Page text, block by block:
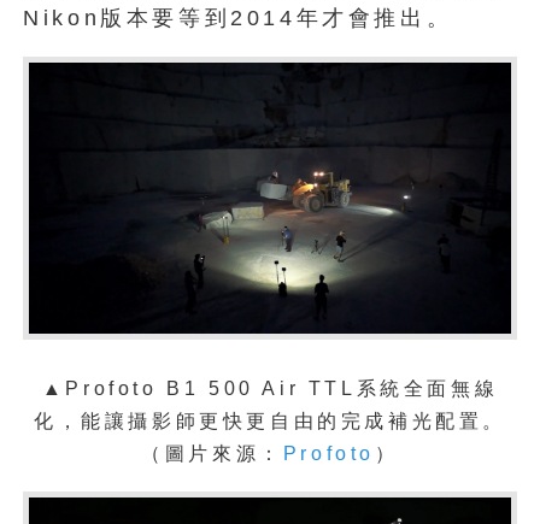
Nikon版本要等到2014年才會推出。
▲Profoto B1 500 Air TTL系統全面無線
化，能讓攝影師更快更自由的完成補光配置。
（圖片來源：
Profoto ）